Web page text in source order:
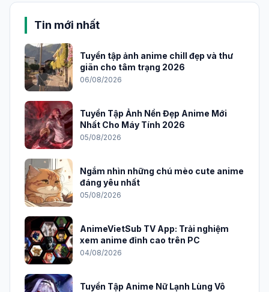
Tin mới nhất
Tuyển tập ảnh anime chill đẹp và thư
giãn cho tâm trạng 2026
06/08/2026
Tuyển Tập Ảnh Nền Đẹp Anime Mới
Nhất Cho Máy Tính 2026
05/08/2026
Ngắm nhìn những chú mèo cute anime
đáng yêu nhất
05/08/2026
AnimeVietSub TV App: Trải nghiệm
xem anime đỉnh cao trên PC
04/08/2026
Tuyển Tập Anime Nữ Lạnh Lùng Vô